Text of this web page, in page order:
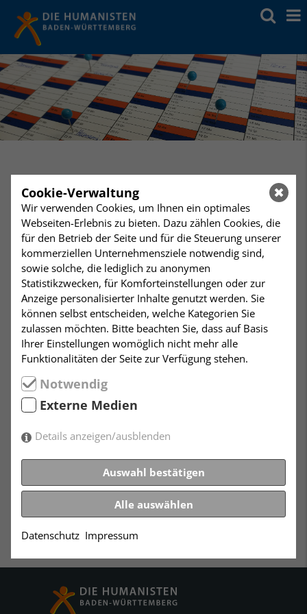
Freitag
13
April
Vortrag/Diskussion
Die Evolution des Gewissens
Die Humanisten Heidelberg/Mannheim, Forum am Park,
Poststr. 11, Heidelberg
Vortrag: Die Evolution des
Gewissens
Wie kann es sein, dass sich das Gewissen und damit
der Verzicht auf unmittelbare Lebensvorteile im
Darwinischen „struggle for life“ herausgebildet hat?
Um solche grundsätzlichen Frage der evolutionären
Entwicklung menschlicher Moral handelt der heutige
Vortragsabend.
Referent: Prof. Dr. Eckhard Voland, Institut für
Philosophie der Universität Gießen.
Cookie-Verwaltung
Wir verwenden Cookies, um Ihnen ein optimales
Webseiten-Erlebnis zu bieten. Dazu zählen Cookies, die
für den Betrieb der Seite und für die Steuerung unserer
kommerziellen Unternehmensziele notwendig sind,
sowie solche, die lediglich zu anonymen
Statistikzwecken, für Komforteinstellungen oder zur
Anzeige personalisierter Inhalte genutzt werden. Sie
können selbst entscheiden, welche Kategorien Sie
zulassen möchten. Bitte beachten Sie, dass auf Basis
Ihrer Einstellungen womöglich nicht mehr alle
Funktionalitäten der Seite zur Verfügung stehen.
Notwendig
Externe Medien
Details anzeigen/ausblenden
Auswahl bestätigen
Alle auswählen
Datenschutz Impressum